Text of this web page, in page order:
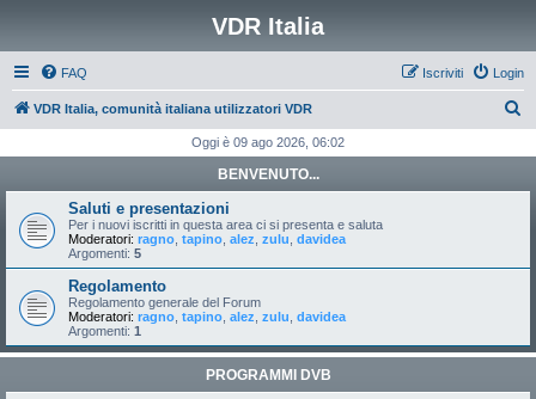
VDR Italia
FAQ Login
Iscriviti
VDR Italia, comunità italiana utilizzatori VDR
c
Oggi è 09 ago 2026, 06:02
BENVENUTO...
Saluti e presentazioni
Per i nuovi iscritti in questa area ci si presenta e saluta
Moderatori: ragno tapino alez zulu davidea
Argomenti: 5
Regolamento
Regolamento generale del Forum
Moderatori: ragno tapino alez zulu davidea
Argomenti: 1
PROGRAMMI DVB